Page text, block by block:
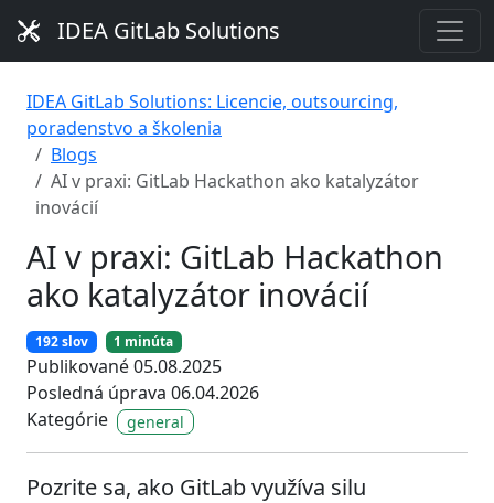
IDEA GitLab Solutions
IDEA GitLab Solutions: Licencie, outsourcing,
poradenstvo a školenia
Blogs
AI v praxi: GitLab Hackathon ako katalyzátor
inovácií
AI v praxi: GitLab Hackathon
ako katalyzátor inovácií
192 slov 1 minúta
Publikované 05.08.2025
Posledná úprava 06.04.2026
Kategórie
general
Pozrite sa, ako GitLab využíva silu